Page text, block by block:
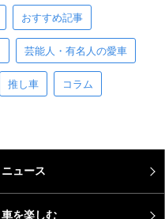
おすすめ記事
芸能人・有名人の愛車
推し車 コラム
ニュース
車を楽しむ